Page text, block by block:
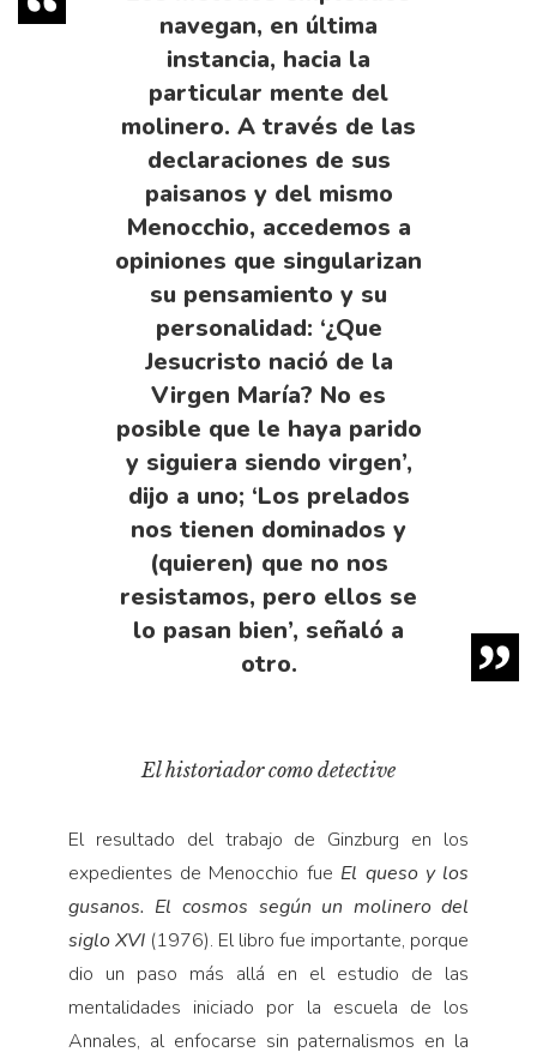
navegan, en última
instancia, hacia la
particular mente del
molinero. A través de las
declaraciones de sus
paisanos y del mismo
Menocchio, accedemos a
opiniones que singularizan
su pensamiento y su
personalidad: ‘¿Que
Jesucristo nació de la
Virgen María? No es
posible que le haya parido
y siguiera siendo virgen’,
dijo a uno; ‘Los prelados
nos tienen dominados y
(quieren) que no nos
resistamos, pero ellos se
lo pasan bien’, señaló a
otro.
El historiador como detective
El resultado del trabajo de Ginzburg en los
expedientes de Menocchio fue El queso y los
gusanos. El cosmos según un molinero del
siglo XVI(1976). El libro fue importante, porque
dio un paso más allá en el estudio de las
mentalidades iniciado por la escuela de los
Annales, al enfocarse sin paternalismos en la